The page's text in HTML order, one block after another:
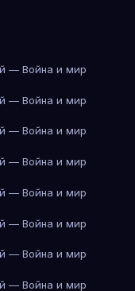
— Война и мир
— Война и мир
— Война и мир
— Война и мир
— Война и мир
— Война и мир
— Война и мир
— Война и мир